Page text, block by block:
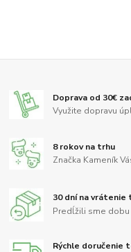
Doprava od 30€
Využite dopravu
8 rokov na trhu
Značka Kameník
30 dní na vrátenie
Predĺžili sme dobu
Rýchle doručenie